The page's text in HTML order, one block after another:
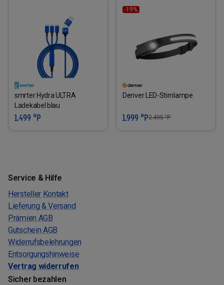
smrter Hydra ULTRA
Ladekabel blau
1.499 °P
-19%
Denver LED-Stirnlampe
1.999 °P2.495°P
Service & Hilfe
Hersteller Kontakt
Lieferung & Versand
Prämien AGB
Gutschein AGB
Widerrufsbelehrungen
Entsorgungshinweise
Vertrag widerrufen
Sicher bezahlen